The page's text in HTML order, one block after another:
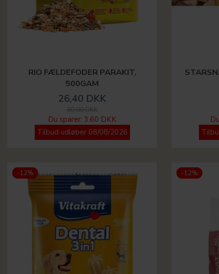
RIO FÆLDEFODER PARAKIT,
500GAM
26,40 DKK
30,00 DKK
Du sparer: 3,60 DKK
Tilbud udløber 08/08/2026
-12% -12%